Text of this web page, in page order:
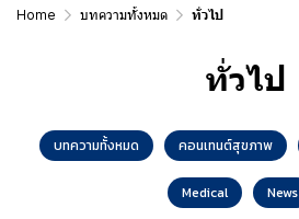
Home บทความทั้งหมด ทั่วไป
ทั่วไป
บทความทั้งหมด คอนเทนต์สุขภาพ
Medical News